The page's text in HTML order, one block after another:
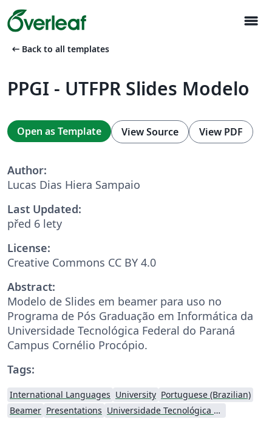
menu
arrow_left_alt Back to all templates
PPGI - UTFPR Slides Modelo
Open as Template View Source View PDF
Author:
Lucas Dias Hiera Sampaio
Last Updated:
před 6 lety
License:
Creative Commons CC BY 4.0
Abstract:
Modelo de Slides em beamer para uso no
Programa de Pós Graduação em Informática da
Universidade Tecnológica Federal do Paraná
Campus Cornélio Procópio.
Tags:
International Languages University Portuguese (Brazilian)
Beamer Presentations Universidade Tecnológica Federal do Paraná (UTFPR)